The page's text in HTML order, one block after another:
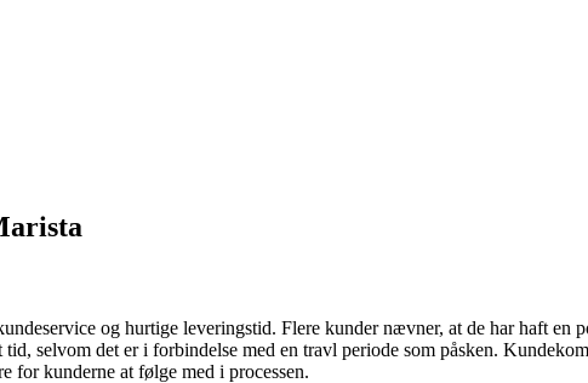
og hurtige leveringstid. Flere kunder nævner, at de har haft en
selvom det er i forbindelse med en travl periode som påsken.
for kunderne at følge med i processen.